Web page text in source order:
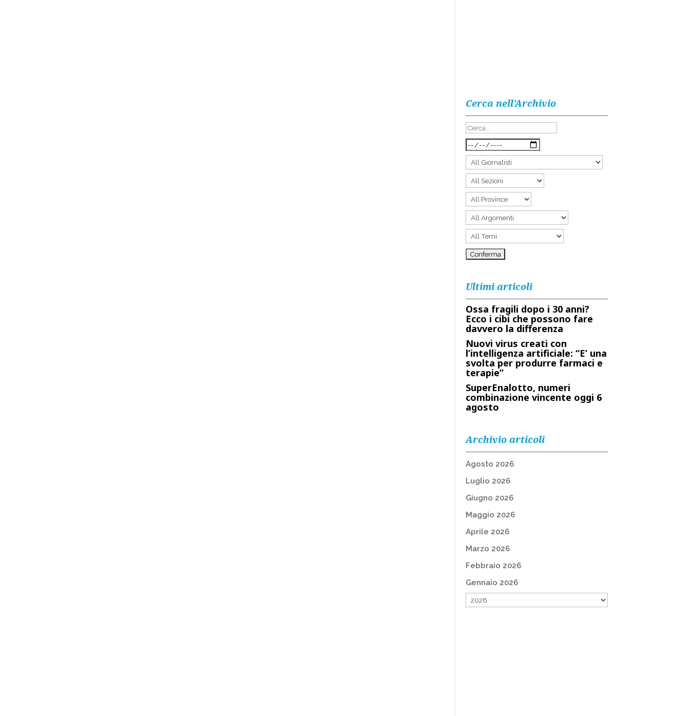
Cerca nell’Archivio
Ultimi articoli
Ossa fragili dopo i 30 anni?
Ecco i cibi che possono fare
davvero la differenza
Nuovi virus creati con
l’intelligenza artificiale: “E’ una
svolta per produrre farmaci e
terapie”
SuperEnalotto, numeri
combinazione vincente oggi 6
agosto
Archivio articoli
Agosto 2026
Luglio 2026
Giugno 2026
Maggio 2026
Aprile 2026
Marzo 2026
Febbraio 2026
Gennaio 2026